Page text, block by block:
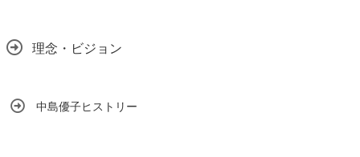
理念・ビジョン
中島優子ヒストリー